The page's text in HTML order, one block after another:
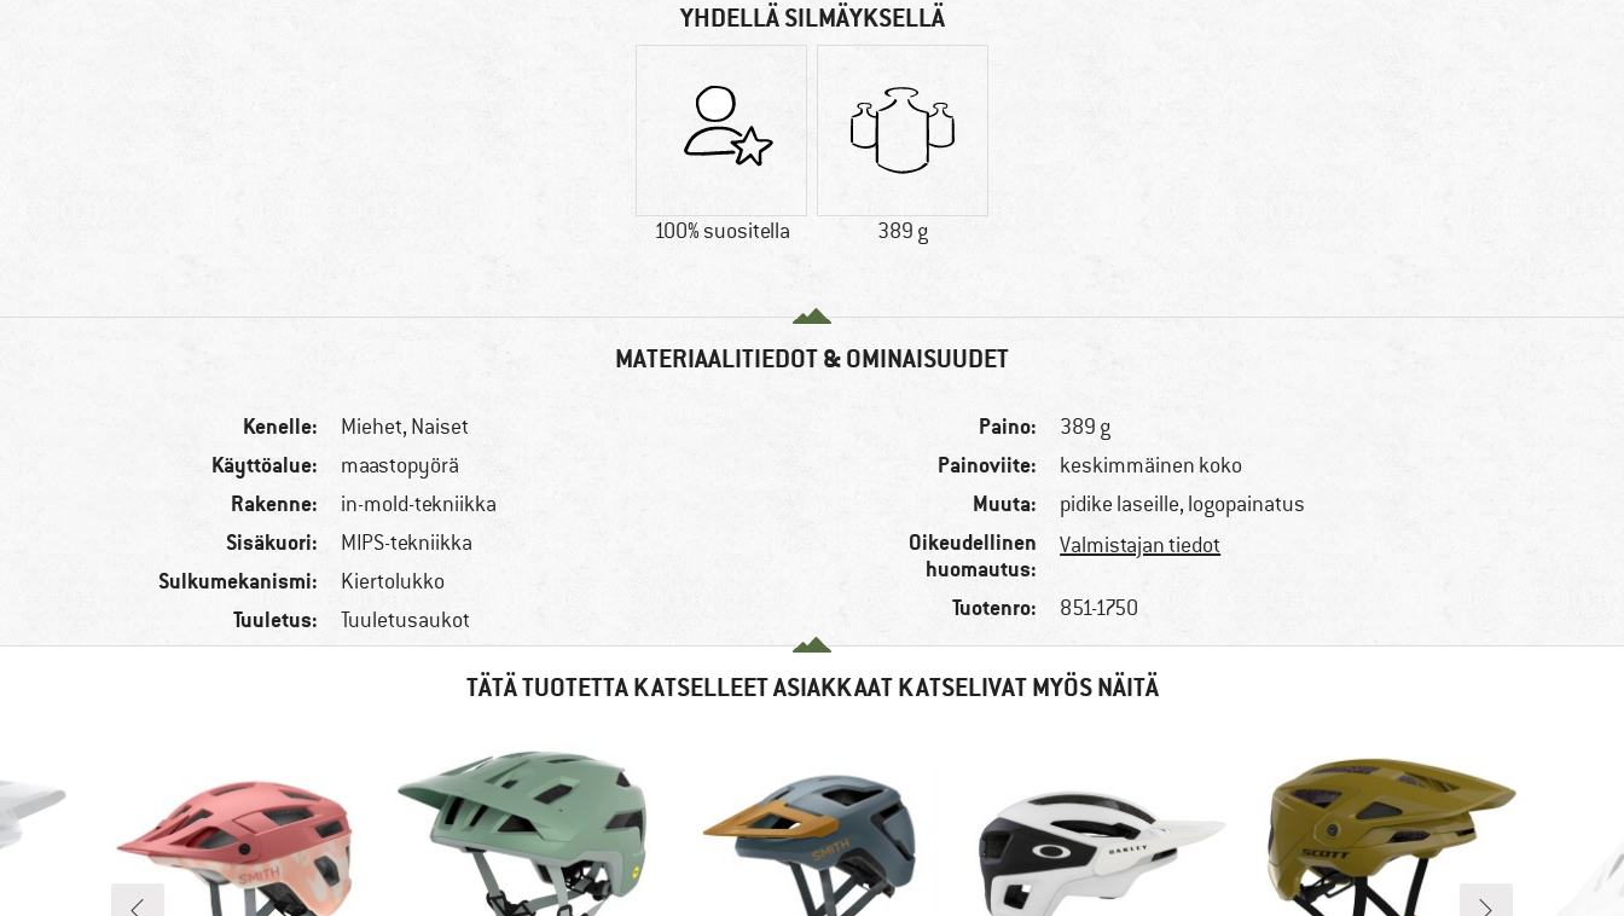
YHDELLÄ SILMÄYKSELLÄ
100% suositella 389 g
MATERIAALITIEDOT & OMINAISUUDET
Kenelle: Miehet, Naiset
Käyttöalue: maastopyörä
Rakenne: in-mold-tekniikka
Sisäkuori: MIPS-tekniikka
Sulkumekanismi: Kiertolukko
Tuuletus: Tuuletusaukot
Paino: 389 g
Painoviite: keskimmäinen koko
Muuta: pidike laseille, logopainatus
Oikeudellinen
huomautus:
Valmistajan tiedot
Tuotenro: 851-1750
TÄTÄ TUOTETTA KATSELLEET ASIAKKAAT KATSELIVAT MYÖS NÄITÄ